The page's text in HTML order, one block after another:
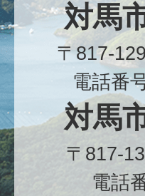
対馬
〒817-
電話番
対馬
〒817-
電話